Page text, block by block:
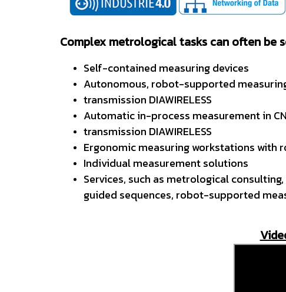
Complex metrological tasks can often be
Self-contained measuring devices
Autonomous, robot-supported
transmission DIAWIRELESS
Automatic in-process measurement in
transmission DIAWIRELESS
Ergonomic measuring workstations with
Individual measurement solutions
Services, such as metrological
guided sequences, robot-supported